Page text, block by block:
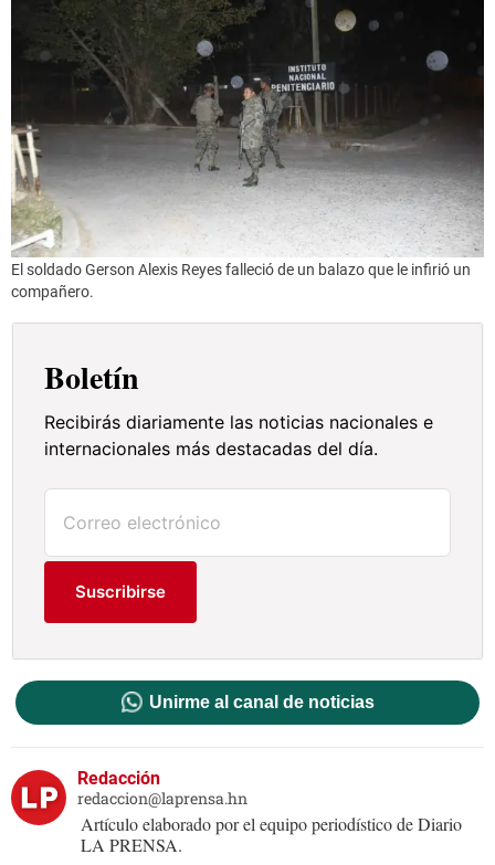
El soldado Gerson Alexis Reyes falleció de un balazo que le infirió un
compañero.
Boletín
Recibirás diariamente las noticias nacionales e
internacionales más destacadas del día.
Suscribirse
Unirme al canal de noticias
Redacción
redaccion@laprensa.hn
Artículo elaborado por el equipo periodístico de Diario
LA PRENSA.